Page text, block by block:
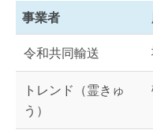
事業者
令和共同輸送
トレンド（霊きゅ
う）